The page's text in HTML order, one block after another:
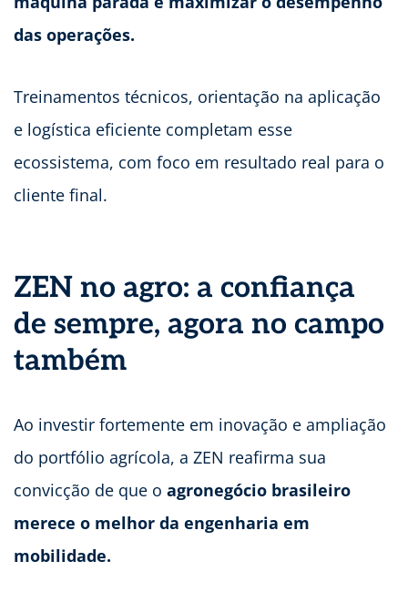
das operações.
Treinamentos técnicos, orientação na aplicação
e logística eficiente completam esse
ecossistema, com foco em resultado real para o
cliente final.
ZEN no agro: a confiança
de sempre, agora no campo
também
Ao investir fortemente em inovação e ampliação
do portfólio agrícola, a ZEN reafirma sua
convicção de que o agronegócio brasileiro
merece o melhor da engenharia em
mobilidade.